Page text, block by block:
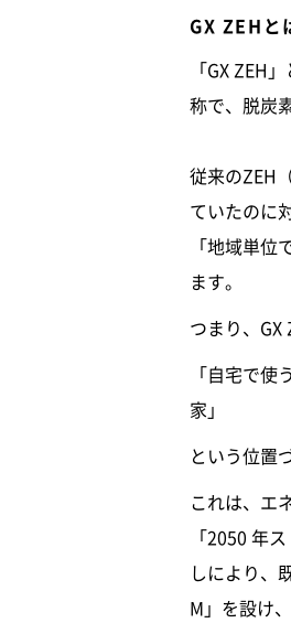
GX ZEHと
「GX ZEH
称で、脱炭
従来のZEH
ていたのに
「地域単
ます。
つまり、
「自宅で
家」
という位置
これは、エ
「2050 年
しにより、
M」を設け